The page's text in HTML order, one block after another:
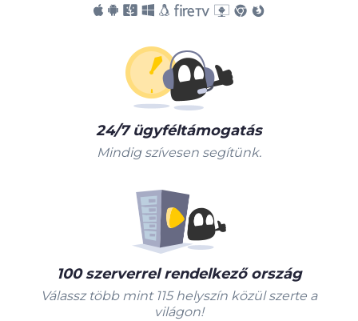
24/7 ügyféltámogatás
Mindig szívesen segítünk.
100 szerverrel rendelkező ország
Válassz több mint 115 helyszín közül szerte a
világon!